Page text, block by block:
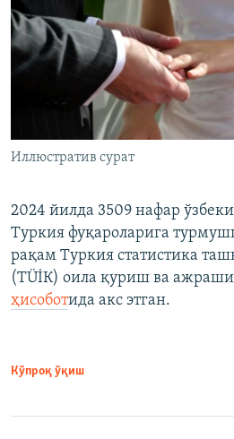
Иллюстратив сурат
2024 йилда 3509 нафар
Туркия фуқароларига
рақам Туркия статистика
(ТÜİК) оила қуриш ва
ҳисоботида акс этган.
Кўпроқ ўқиш